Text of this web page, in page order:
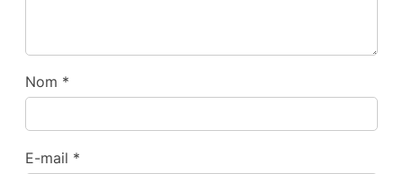
Nom *
E-mail *